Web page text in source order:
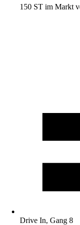
150 ST im Markt
Drive In, Gang 8